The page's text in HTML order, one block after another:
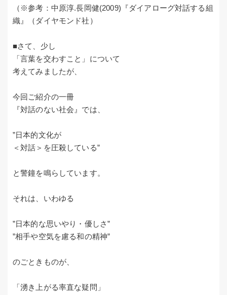
（※参考：中原淳.長岡健(2009)『ダイアローグ対話する組
織』（ダイヤモンド社）
■さて、少し
「言葉を交わすこと」について
考えてみましたが、
今回ご紹介の一冊
『対話のない社会』では、
”日本的文化が
＜対話＞を圧殺している”
と警鐘を鳴らしています。
それは、いわゆる
”日本的な思いやり・優しさ”
”相手や空気を慮る和の精神”
のごときものが、
「湧き上がる率直な疑問」